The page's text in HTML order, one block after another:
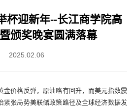
杯迎新年--长江商学院高
颁奖晚宴圆满落幕
2025.02.06
金价格反弹，原油略有回升，而美元指数震
紧张局势美联储政策路径及全球经济数据发